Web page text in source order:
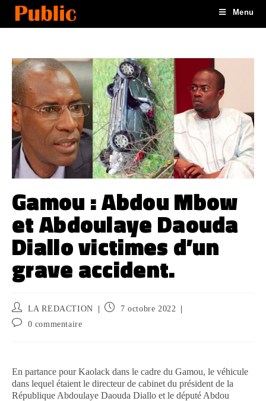
Menu
Gamou : Abdou Mbow
et Abdoulaye Daouda
Diallo victimes d’un
grave accident.
LA REDACTION
7 octobre 2022
0 commentaire
En partance pour Kaolack dans le cadre du Gamou, le véhicule
dans lequel étaient le directeur de cabinet du président de la
République Abdoulaye Daouda Diallo et le député Abdou